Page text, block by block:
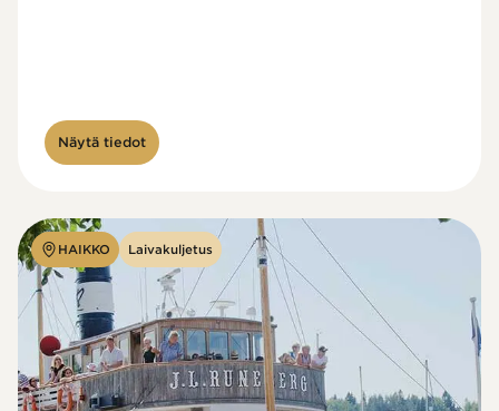
Näytä tiedot
HAIKKO Laivakuljetus